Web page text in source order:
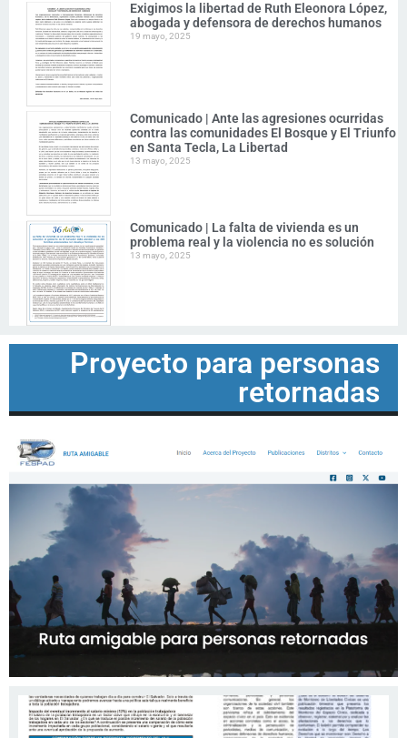
Exigimos la libertad de Ruth Eleonora López,
abogada y defensora de derechos humanos
19 mayo, 2025
Comunicado | Ante las agresiones ocurridas
contra las comunidades El Bosque y El Triunfo
en Santa Tecla, La Libertad
13 mayo, 2025
Comunicado | La falta de vivienda es un
problema real y la violencia no es solución
13 mayo, 2025
Proyecto para personas
retornadas